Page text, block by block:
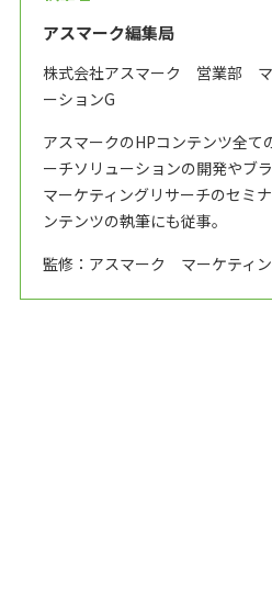
アスマーク編集局
株式会社アスマーク 営業部 マ
ーションG
アスマークのHPコンテンツ全て
ーチソリューションの開発やブ
マーケティングリサーチのセミ
ンテンツの執筆にも従事。
監修：アスマーク マーケティ